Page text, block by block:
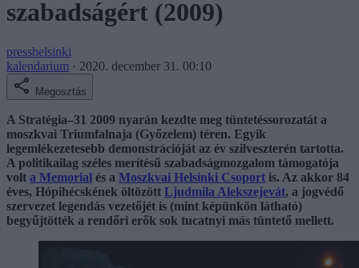
szabadságért (2009)
presshelsinki
kalendarium · 2020. december 31. 00:10
Megosztás
A Stratégia–31 2009 nyarán kezdte meg tüntetéssorozatát a
moszkvai Triumfalnaja (Győzelem) téren. Egyik
legemlékezetesebb demonstrációját az év szilveszterén tartotta.
A politikailag széles merítésű szabadságmozgalom támogatója
volt a Memorial és a Moszkvai Helsinki Csoport is. Az akkor 84
éves, Hópihécskének öltözött Ljudmila Alekszejevát, a jogvédő
szervezet legendás vezetőjét is (mint képünkön látható)
begyűjtötték a rendőri erők sok tucatnyi más tüntető mellett.